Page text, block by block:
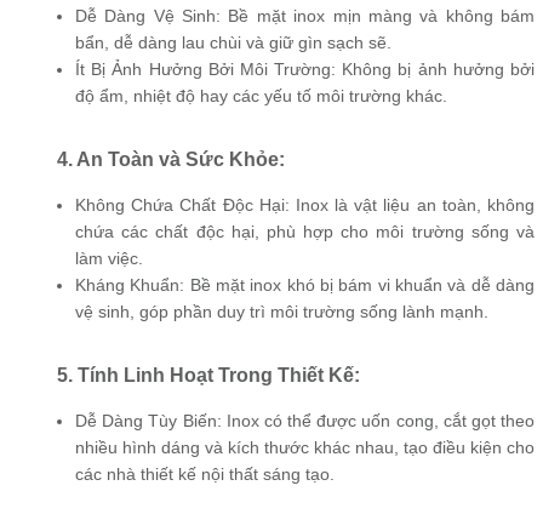
Dễ Dàng Vệ Sinh: Bề mặt inox mịn màng và không bám
bẩn, dễ dàng lau chùi và giữ gìn sạch sẽ.
Ít Bị Ảnh Hưởng Bởi Môi Trường: Không bị ảnh hưởng bởi
độ ẩm, nhiệt độ hay các yếu tố môi trường khác.
4. An Toàn và Sức Khỏe:
Không Chứa Chất Độc Hại: Inox là vật liệu an toàn, không
chứa các chất độc hại, phù hợp cho môi trường sống và
làm việc.
Kháng Khuẩn: Bề mặt inox khó bị bám vi khuẩn và dễ dàng
vệ sinh, góp phần duy trì môi trường sống lành mạnh.
5. Tính Linh Hoạt Trong Thiết Kế:
Dễ Dàng Tùy Biến: Inox có thể được uốn cong, cắt gọt theo
nhiều hình dáng và kích thước khác nhau, tạo điều kiện cho
các nhà thiết kế nội thất sáng tạo.